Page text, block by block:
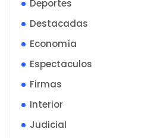
Deportes
Destacadas
Economía
Espectaculos
Firmas
Interior
Judicial